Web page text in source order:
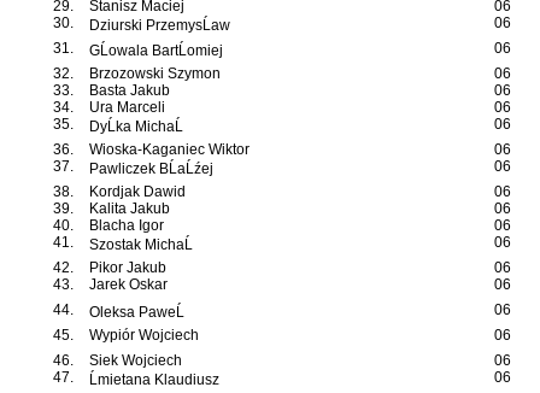
29.
Stanisz Maciej
06
30.
Dziurski PrzemysĹaw
06
31.
GĹowala BartĹomiej
06
32.
Brzozowski Szymon
06
33.
Basta Jakub
06
34.
Ura Marceli
06
35.
DyĹka MichaĹ
06
36.
Wioska-Kaganiec Wiktor
06
37.
Pawliczek BĹaĹźej
06
38.
Kordjak Dawid
06
39.
Kalita Jakub
06
40.
Blacha Igor
06
41.
Szostak MichaĹ
06
42.
Pikor Jakub
06
43.
Jarek Oskar
06
44.
Oleksa PaweĹ
06
45.
Wypiór Wojciech
06
46.
Siek Wojciech
06
47.
Ĺmietana Klaudiusz
06